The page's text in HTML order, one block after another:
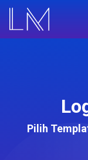
Pilih